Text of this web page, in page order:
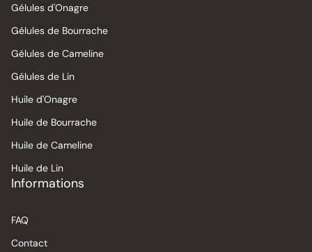
Gélules d'Onagre
Gélules de Bourrache
Gélules de Cameline
Gélules de Lin
Huile d'Onagre
Huile de Bourrache
Huile de Cameline
Huile de Lin
Informations
FAQ
Contact